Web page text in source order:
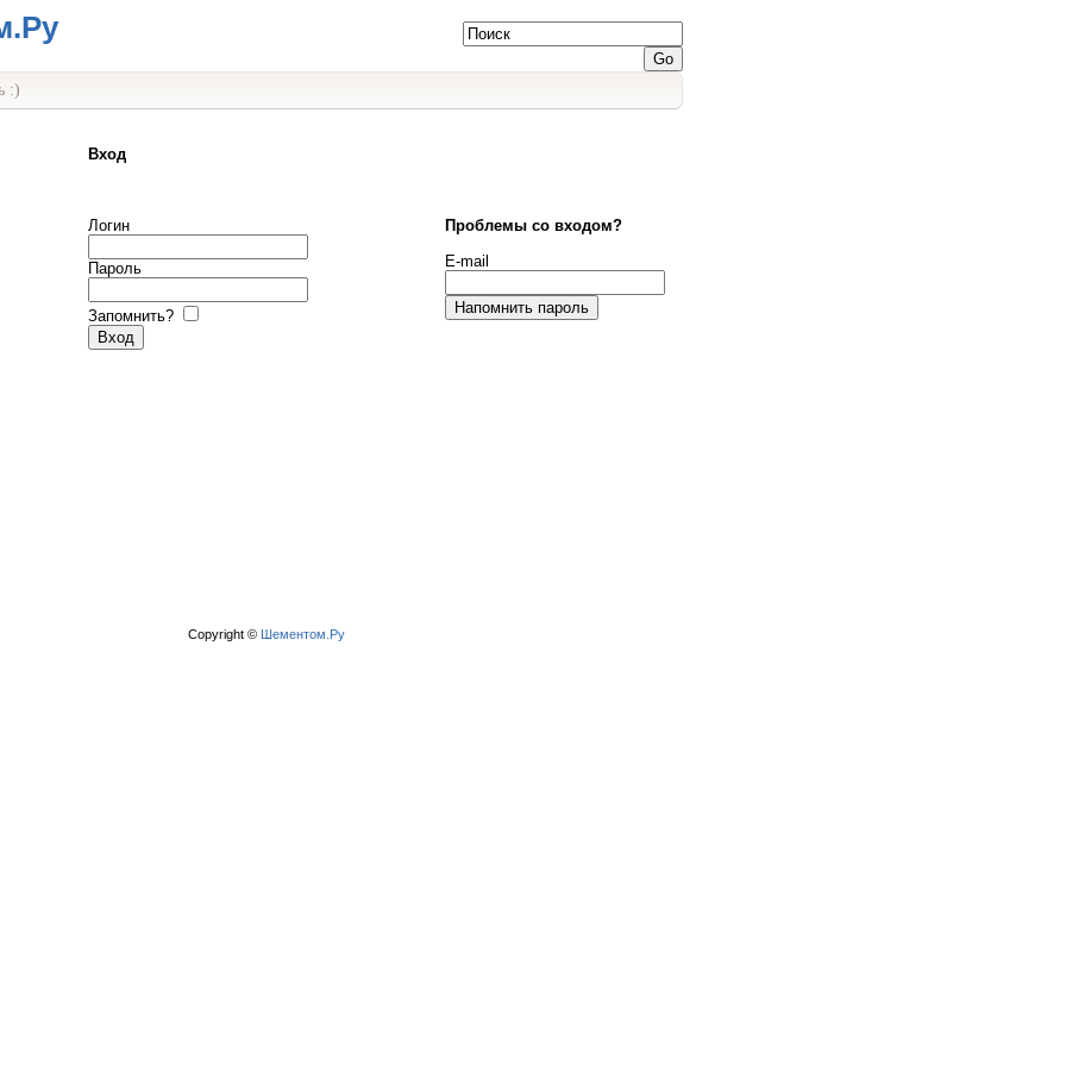
:)
Вход
Логин
Пароль
Запомнить?
Проблемы со входом?
E-mail
Copyright © Шементом.Ру